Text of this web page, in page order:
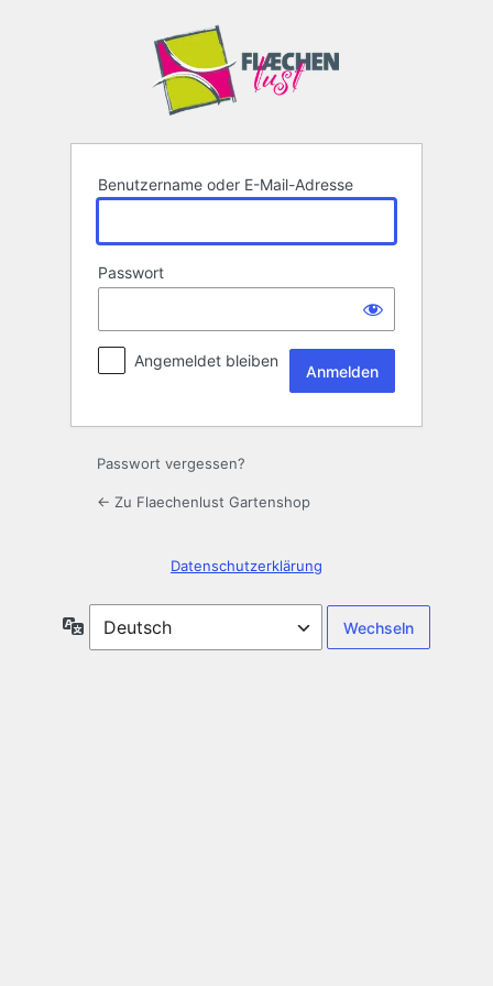
Benutzername oder E-Mail-Adresse
Passwort
Angemeldet bleiben
Passwort vergessen?
← Zu Flaechenlust Gartenshop
Datenschutzerklärung
Sprache